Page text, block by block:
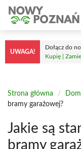
Przejdź
treści
UWAGA!
Dołącz do
Kupię |
Strona główna /
bramy garażowej?
Jakie są
bramy